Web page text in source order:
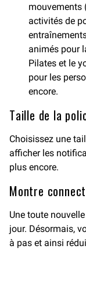
mouvements
activités de
animés pour
Pilates et le
pour les
encore.
Taille de la
Choisissez une
afficher les
plus encore.
Montre
Une toute
jour. Désormais,
à pas et ainsi